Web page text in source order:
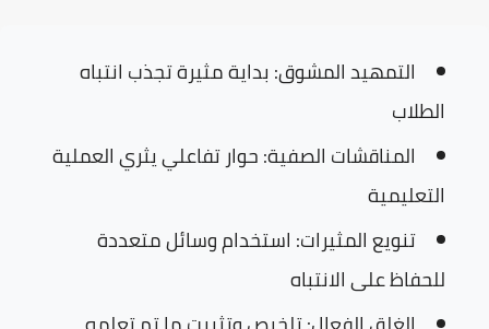
التمهيد المشوق: بداية مثيرة تجذب انتباه
الطلاب
المناقشات الصفية:حوار تفاعلي يثري العملية
التعليمية
تنويع المثيرات: استخدام وسائل متعددة
للحفاظ على الانتباه